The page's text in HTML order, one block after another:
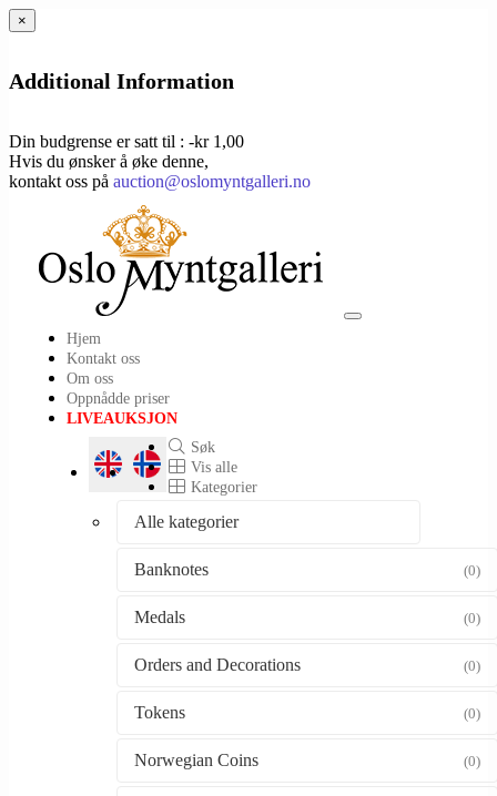
×
Additional Information
Din budgrense er satt til : -kr 1,00
Hvis du ønsker å øke denne,
kontakt oss på auction@oslomyntgalleri.no
Toggle
Hjem
Kontakt oss
Om oss
Oppnådde priser
LIVEAUKSJON
Søk
Vis alle
Kategorier
Alle kategorier
Banknotes (0)
Medals (0)
Orders and Decorations (0)
Tokens (0)
Norwegian Coins (0)